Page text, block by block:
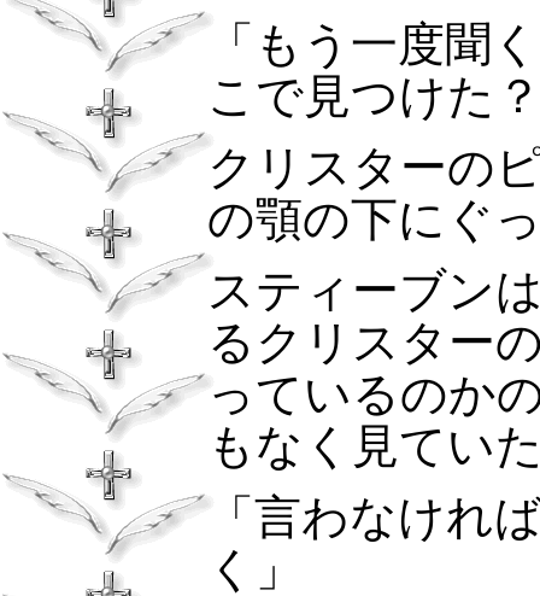
「もう一度聞
こで見つけた
クリスターの
の顎の下にぐ
スティーブン
るクリスター
っているのか
もなく見てい
「言わなけれ
く」